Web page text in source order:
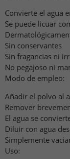
Convierte el agua
Se puede licuar
Sin conservantes
Sin fragancias ni
No pegajoso ni
Modo de empleo:
Añadir el polvo al
Remover
El agua se
Diluir con agua
Simplemente
Uso: